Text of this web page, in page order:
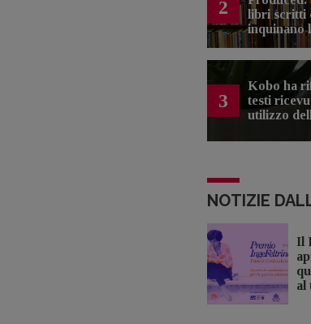
2
libri scritti
inquinano
3
Kobo ha
testi
utilizzo
NOTIZIE
Il
al